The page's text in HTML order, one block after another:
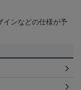
インなどの仕様が予